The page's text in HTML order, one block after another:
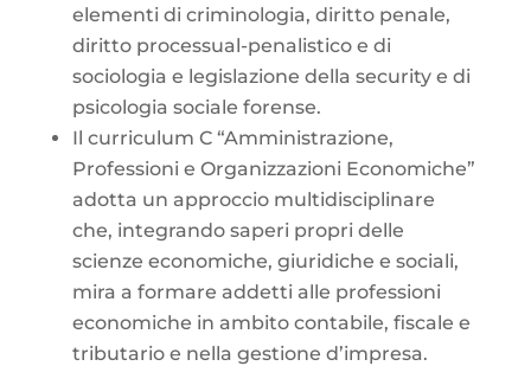
elementi di criminologia, diritto penale,
diritto processual-penalistico e di
sociologia e legislazione della security e di
psicologia sociale forense.
Il curriculum C “Amministrazione,
Professioni e Organizzazioni Economiche”
adotta un approccio multidisciplinare
che, integrando saperi propri delle
scienze economiche, giuridiche e sociali,
mira a formare addetti alle professioni
economiche in ambito contabile, fiscale e
tributario e nella gestione d’impresa.